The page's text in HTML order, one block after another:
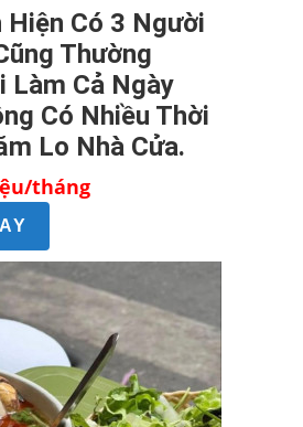
Hiện Có 3 Người
Thường
Làm Cả Ngày
Có Nhiều Thời
Lo Nhà Cửa.
tháng